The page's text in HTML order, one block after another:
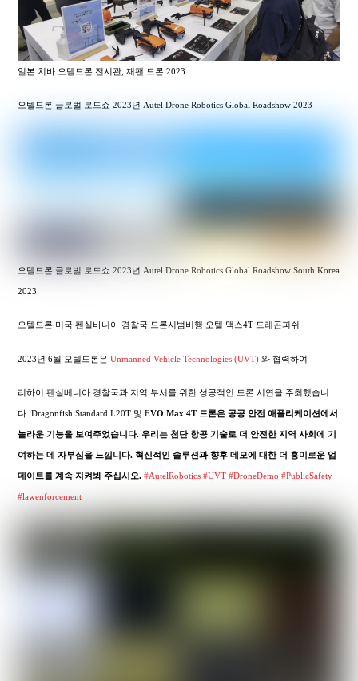
일본 치바 오텔드론 전시관, 재팬 드론 2023
오텔드론 글로벌 로드쇼 2023년 Autel Drone Robotics Global Roadshow 2023
오텔드론 글로벌 로드쇼 2023년 Autel Drone Robotics Global Roadshow South Korea
2023
오텔드론 미국 펜실바니아 경찰국 드론시범비행 오텔 맥스4T 드래곤피쉬
2023년 6월 오텔드론은Unmanned Vehicle Technologies (UVT) 와 협력하여
리하이 펜실베니아 경찰국과 지역 부서를 위한 성공적인 드론 시연을 주최했습니
다. Dragonfish Standard L20T 및 EVO Max 4T 드론은 공공 안전 애플리케이션에서
놀라운 기능을 보여주었습니다. 우리는 첨단 항공 기술로 더 안전한 지역 사회에 기
여하는 데 자부심을 느낍니다. 혁신적인 솔루션과 향후 데모에 대한 더 흥미로운 업
데이트를 계속 지켜봐 주십시오.#AutelRobotics #UVT #DroneDemo #PublicSafety
#lawenforcement